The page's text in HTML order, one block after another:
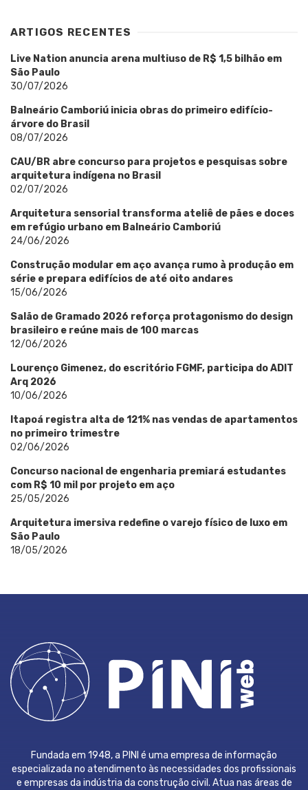
ARTIGOS RECENTES
Live Nation anuncia arena multiuso de R$ 1,5 bilhão em
São Paulo
30/07/2026
Balneário Camboriú inicia obras do primeiro edifício-
árvore do Brasil
08/07/2026
CAU/BR abre concurso para projetos e pesquisas sobre
arquitetura indígena no Brasil
02/07/2026
Arquitetura sensorial transforma ateliê de pães e doces
em refúgio urbano em Balneário Camboriú
24/06/2026
Construção modular em aço avança rumo à produção em
série e prepara edifícios de até oito andares
15/06/2026
Salão de Gramado 2026 reforça protagonismo do design
brasileiro e reúne mais de 100 marcas
12/06/2026
Lourenço Gimenez, do escritório FGMF, participa do ADIT
Arq 2026
10/06/2026
Itapoá registra alta de 121% nas vendas de apartamentos
no primeiro trimestre
02/06/2026
Concurso nacional de engenharia premiará estudantes
com R$ 10 mil por projeto em aço
25/05/2026
Arquitetura imersiva redefine o varejo físico de luxo em
São Paulo
18/05/2026
Fundada em 1948, a PINI é uma empresa de informação
especializada no atendimento às necessidades dos profissionais
e empresas da indústria da construção civil. Atua nas áreas de